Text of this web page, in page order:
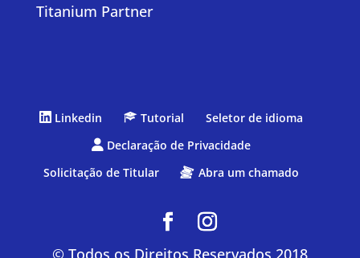
Titanium Partner
Linkedin Tutorial
Seletor de idioma
Declaração de Privacidade
Solicitação de Titular
Abra um chamado
© Todos os Direitos Reservados 2018